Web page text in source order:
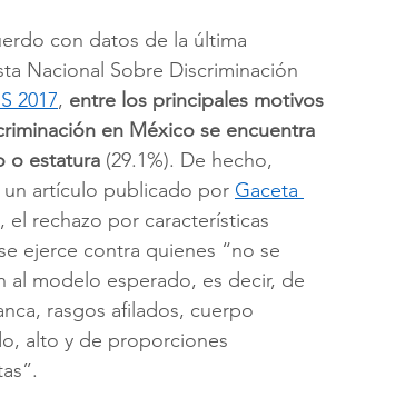
con datos de la última
Nacional Sobre Discriminación
2017, entre los principales motivos
en México se encuentra
o estatura (29.1%). De hecho,
un artículo publicado por Gaceta
, el rechazo por características
ejerce contra quienes “no se
al modelo esperado, es decir, de
rasgos afilados, cuerpo
alto y de proporciones